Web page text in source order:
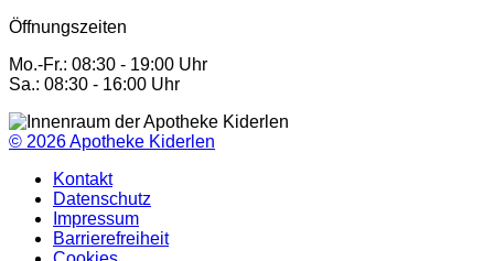
Öffnungszeiten
Mo.-Fr.: 08:30 - 19:00 Uhr
Sa.: 08:30 - 16:00 Uhr
© 2026Apotheke Kiderlen
Kontakt
Datenschutz
Impressum
Barrierefreiheit